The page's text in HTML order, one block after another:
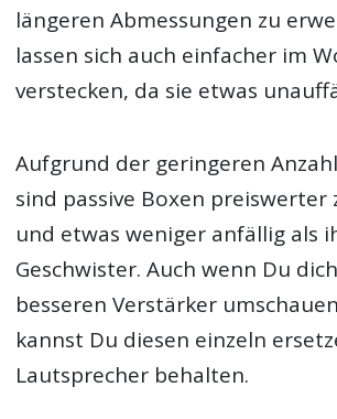
längeren Abmessungen zu
lassen sich auch einfacher im
verstecken, da sie etwas
Aufgrund der geringeren
sind passive Boxen preiswerter
und etwas weniger anfällig als
Geschwister. Auch wenn Du
besseren Verstärker
kannst Du diesen einzeln
Lautsprecher behalten.